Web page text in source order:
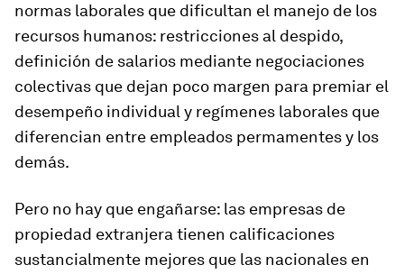
normas laborales que dificultan el manejo de los
recursos humanos: restricciones al despido,
definición de salarios mediante negociaciones
colectivas que dejan poco margen para premiar el
desempeño individual y regímenes laborales que
diferencian entre empleados permamentes y los
demás.
Pero no hay que engañarse: las empresas de
propiedad extranjera tienen calificaciones
sustancialmente mejores que las nacionales en